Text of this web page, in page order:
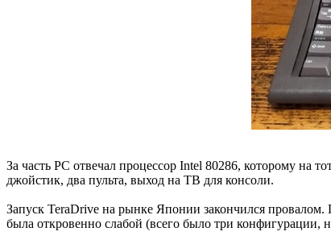
За часть PC отвечал процессор Intel 80286, которому
джойстик, два пульта, выход на ТВ для консоли.
Запуск TeraDrive на рынке Японии закончился
была откровенно слабой (всего было три конфигурации,